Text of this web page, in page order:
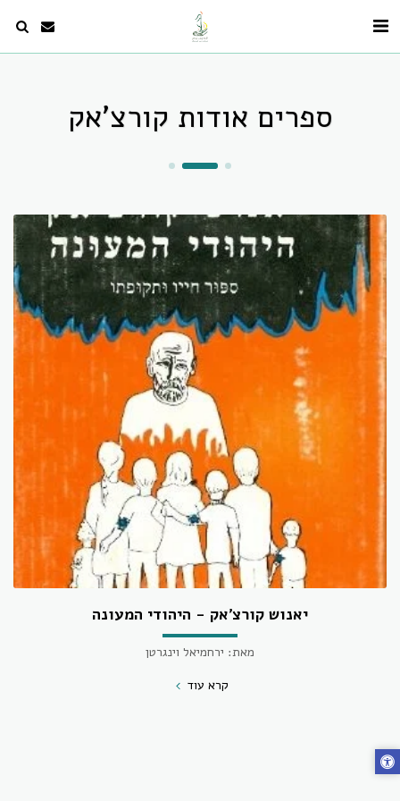
ספרים אודות קורצ'אק
יאנוש קורצ'אק - היהודי המעונה
מאת: ירחמיאל וינגרטן
קרא עוד